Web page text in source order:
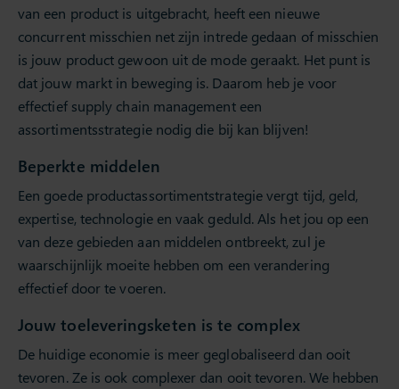
van een product is uitgebracht, heeft een nieuwe
concurrent misschien net zijn intrede gedaan of misschien
is jouw product gewoon uit de mode geraakt. Het punt is
dat jouw markt in beweging is. Daarom heb je voor
effectief supply chain management een
assortimentsstrategie nodig die bij kan blijven!
Beperkte middelen
Een goede productassortimentstrategie vergt tijd, geld,
expertise, technologie en vaak geduld. Als het jou op een
van deze gebieden aan middelen ontbreekt, zul je
waarschijnlijk moeite hebben om een verandering
effectief door te voeren.
Jouw toeleveringsketen is te complex
De huidige economie is meer geglobaliseerd dan ooit
tevoren. Ze is ook complexer dan ooit tevoren. We hebben